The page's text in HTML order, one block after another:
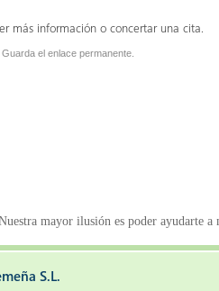
más información o concertar una cita.
. Guarda el enlace permanente
mayor ilusión es poder ayudarte
S.L.